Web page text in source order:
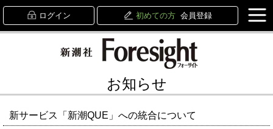
ログイン 初めての方 会員登録
お知らせ
新サービス「新潮QUE」への統合について